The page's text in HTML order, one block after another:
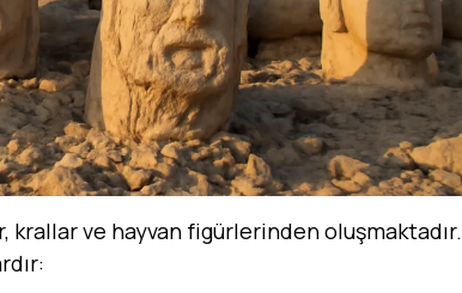
krallar ve hayvan figürlerinden oluşmaktadır.